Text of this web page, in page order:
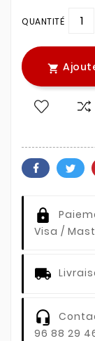
QUANTITÉ

Visa /
96 88 29